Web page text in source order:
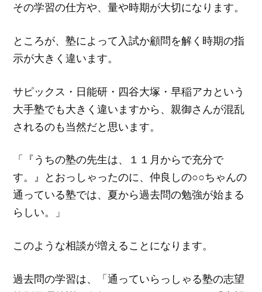
その学習の仕方や、量や時期が大切になります。
ところが、塾によって入試か顧問を解く時期の指
示が大きく違います。
サピックス・日能研・四谷大塚・早稲アカという
大手塾でも大きく違いますから、親御さんが混乱
されるのも当然だと思います。
「『うちの塾の先生は、１１月からで充分で
す。』とおっしゃったのに、仲良しの○○ちゃんの
通っている塾では、夏から過去問の勉強が始まる
らしい。」
このような相談が増えることになります。
過去問の学習は、「通っていらっしゃる塾の志望